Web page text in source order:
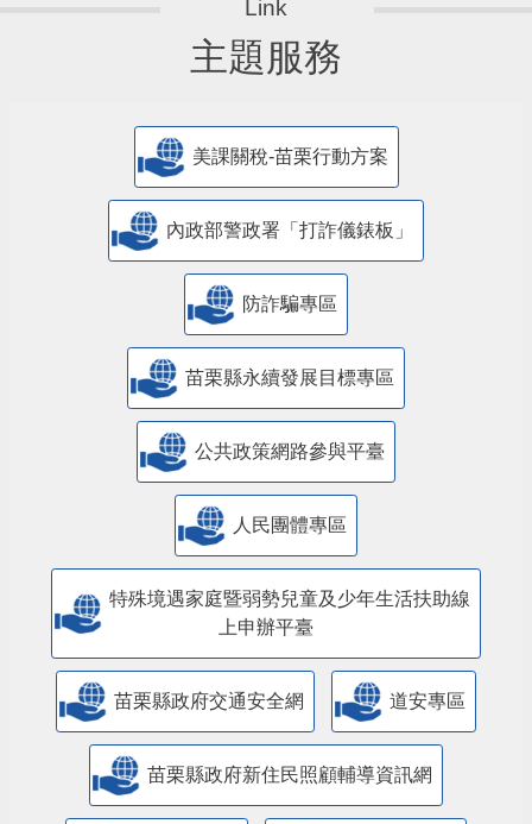
主題服務
美課關稅-苗栗行動方案
內政部警政署「打詐儀錶板」
防詐騙專區
苗栗縣永續發展目標專區
公共政策網路參與平臺
人民團體專區
特殊境遇家庭暨弱勢兒童及少年生活扶助線
上申辦平臺
苗栗縣政府交通安全網 道安專區
苗栗縣政府新住民照顧輔導資訊網